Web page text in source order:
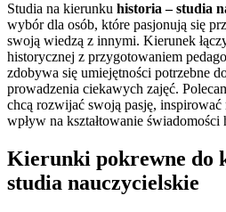
Studia na kierunku historia – studia
wybór dla osób, które pasjonują się
swoją wiedzą z innymi. Kierunek
historycznej z przygotowaniem
zdobywa się umiejętności potrzebne
prowadzenia ciekawych zajęć.
chcą rozwijać swoją pasję, inspirować
wpływ na kształtowanie świadomości
Kierunki pokrewne do
studia nauczycielskie